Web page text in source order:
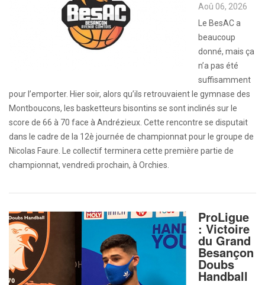
Aoû 06, 2026
Le BesAC a
beaucoup
donné, mais ça
n’a pas été
suffisamment
pour l’emporter. Hier soir, alors qu’ils retrouvaient le gymnase des
Montboucons, les basketteurs bisontins se sont inclinés sur le
score de 66 à 70 face à Andrézieux. Cette rencontre se disputait
dans le cadre de la 12è journée de championnat pour le groupe de
Nicolas Faure. Le collectif terminera cette première partie de
championnat, vendredi prochain, à Orchies.
ProLigue
: Victoire
du Grand
Besançon
Doubs
Handball